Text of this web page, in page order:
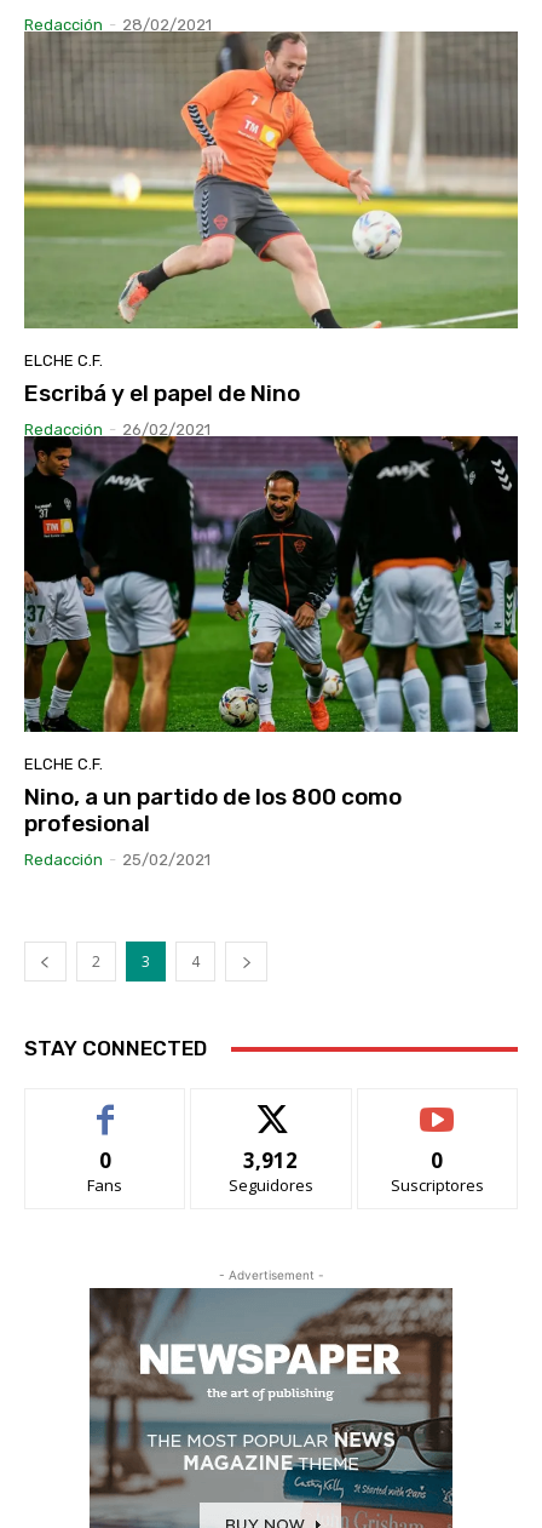
Redacción - 28/02/2021
ELCHE C.F.
Escribá y el papel de Nino
Redacción - 26/02/2021
ELCHE C.F.
Nino, a un partido de los 800 como
profesional
Redacción - 25/02/2021
2 3 4
STAY CONNECTED
0
Fans
3,912
Seguidores
0
Suscriptores
- Advertisement -